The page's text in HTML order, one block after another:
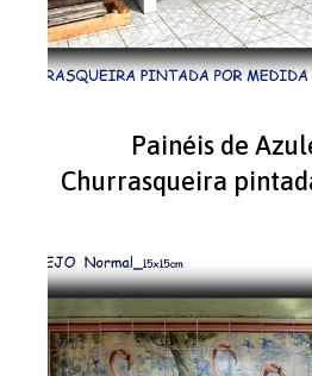
Painéis de
Churrasqueira